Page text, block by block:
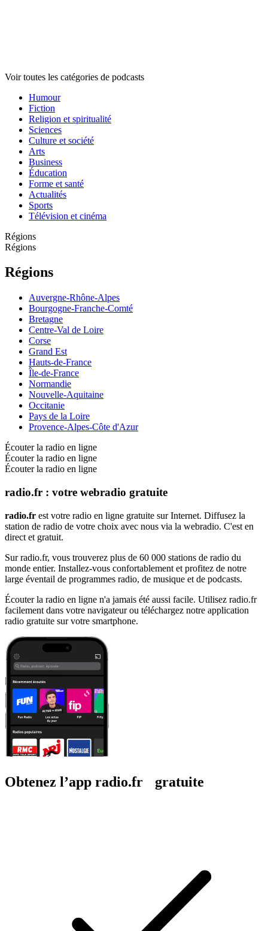
Voir toutes les catégories de podcasts
Humour
Fiction
Religion et spiritualité
Sciences
Culture et société
Arts
Business
Éducation
Forme et santé
Actualités
Sports
Télévision et cinéma
Régions
Régions
Régions
Auvergne-Rhône-Alpes
Bourgogne-Franche-Comté
Bretagne
Centre-Val de Loire
Corse
Grand Est
Hauts-de-France
Île-de-France
Normandie
Nouvelle-Aquitaine
Occitanie
Pays de la Loire
Provence-Alpes-Côte d'Azur
Écouter la radio en ligne
Écouter la radio en ligne
Écouter la radio en ligne
radio.fr : votre webradio gratuite
radio.fr est votre radio en ligne gratuite sur Internet. Diffusez la
station de radio de votre choix avec nous via la webradio. C'est en
direct et gratuit.
Sur radio.fr, vous trouverez plus de 60 000 stations de radio du
monde entier. Installez-vous confortablement et profitez de notre
large éventail de programmes radio, de musique et de podcasts.
Écouter la radio en ligne n'a jamais été aussi facile. Utilisez radio.fr
facilement dans votre navigateur ou téléchargez notre application
radio gratuite sur votre smartphone.
Obtenez l’app radio.fr gratuite